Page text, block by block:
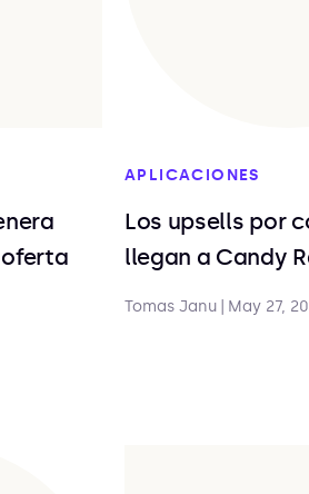
APLICACIONES
Los upsells por
llegan a Candy
Tomas Janu May 27,